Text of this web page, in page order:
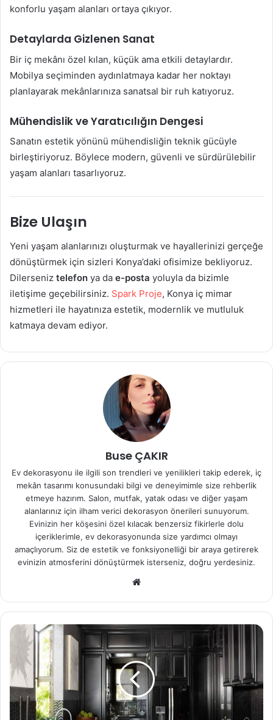
konforlu yaşam alanları ortaya çıkıyor.
Detaylarda Gizlenen Sanat
Bir iç mekânı özel kılan, küçük ama etkili detaylardır.
Mobilya seçiminden aydınlatmaya kadar her noktayı
planlayarak mekânlarınıza sanatsal bir ruh katıyoruz.
Mühendislik ve Yaratıcılığın Dengesi
Sanatın estetik yönünü mühendisliğin teknik gücüyle
birleştiriyoruz. Böylece modern, güvenli ve sürdürülebilir
yaşam alanları tasarlıyoruz.
Bize Ulaşın
Yeni yaşam alanlarınızı oluşturmak ve hayallerinizi gerçeğe
dönüştürmek için sizleri Konya’daki ofisimize bekliyoruz.
Dilerseniz telefon ya da e-posta yoluyla da bizimle
iletişime geçebilirsiniz. Spark Proje, Konya iç mimar
hizmetleri ile hayatınıza estetik, modernlik ve mutluluk
katmaya devam ediyor.
Buse ÇAKIR
Ev dekorasyonu ile ilgili son trendleri ve yenilikleri takip ederek, iç
mekân tasarımı konusundaki bilgi ve deneyimimle size rehberlik
etmeye hazırım. Salon, mutfak, yatak odası ve diğer yaşam
alanlarınız için ilham verici dekorasyon önerileri sunuyorum.
Evinizin her köşesini özel kılacak benzersiz fikirlerle dolu
içeriklerimle, ev dekorasyonunda size yardımcı olmayı
amaçlıyorum. Siz de estetik ve fonksiyonelliği bir araya getirerek
evinizin atmosferini dönüştürmek isterseniz, doğru yerdesiniz.